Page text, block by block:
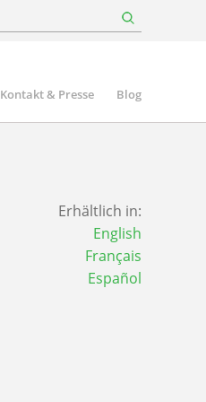
Kontakt & Presse Blog
Erhältlich in:
English
Français
Español